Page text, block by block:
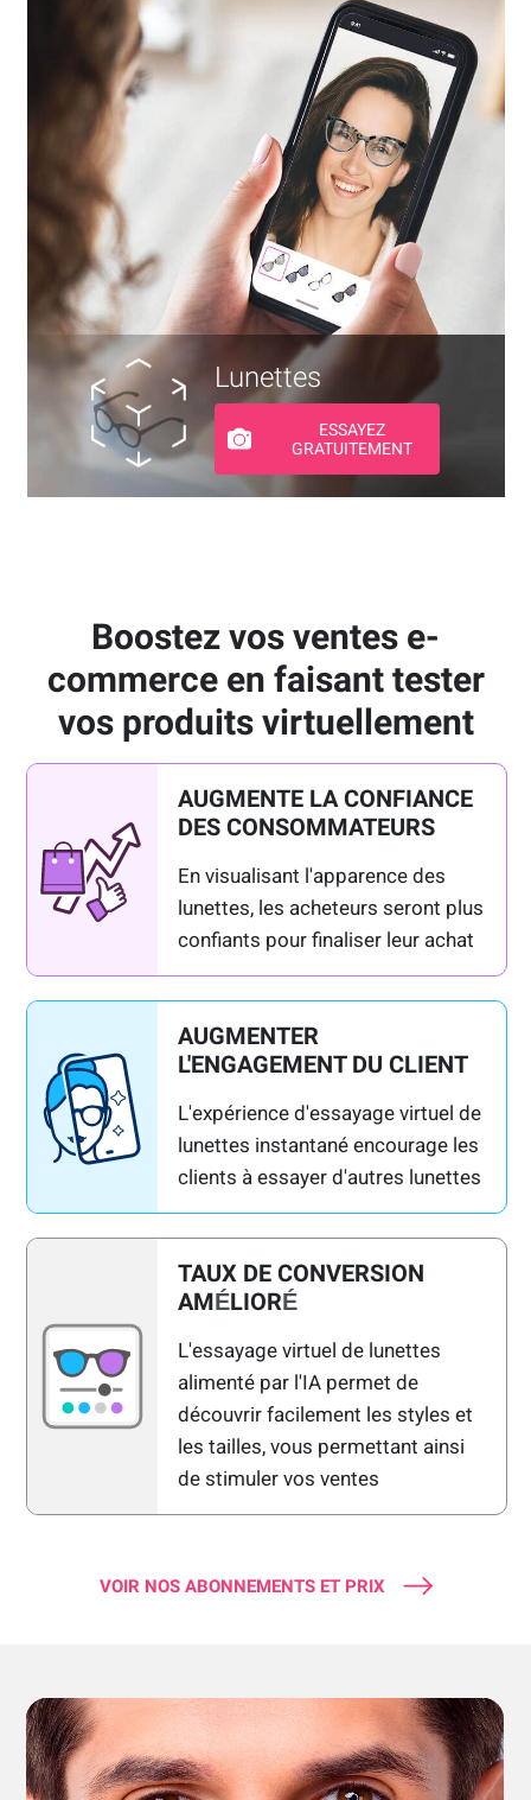
Lunettes
ESSAYEZ
GRATUITEMENT
Boostez vos ventes e-
commerce en faisant tester
vos produits virtuellement
AUGMENTE LA CONFIANCE
DES CONSOMMATEURS
En visualisant l'apparence des
lunettes, les acheteurs seront plus
confiants pour finaliser leur achat
AUGMENTER
L'ENGAGEMENT DU CLIENT
L'expérience d'essayage virtuel de
lunettes instantané encourage les
clients à essayer d'autres lunettes
TAUX DE CONVERSION
AMÉLIORÉ
L'essayage virtuel de lunettes
alimenté par l'IA permet de
découvrir facilement les styles et
les tailles, vous permettant ainsi
de stimuler vos ventes
VOIR NOS ABONNEMENTS ET PRIX